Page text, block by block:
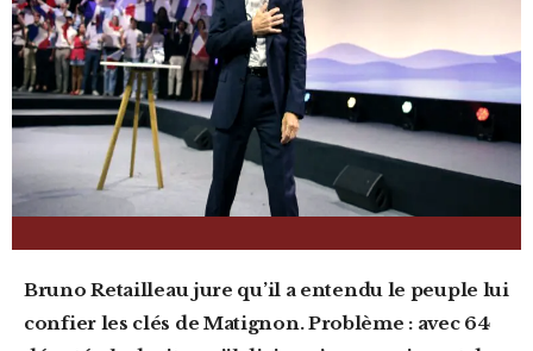
Bruno Retailleau jure qu’il a entendu le peuple lui
confier les clés de Matignon. Problème : avec 64